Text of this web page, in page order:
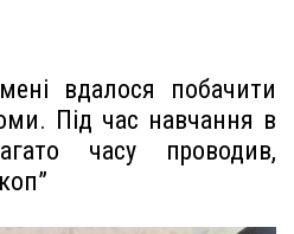
вдалося побачити
Під час навчання в
часу проводив,